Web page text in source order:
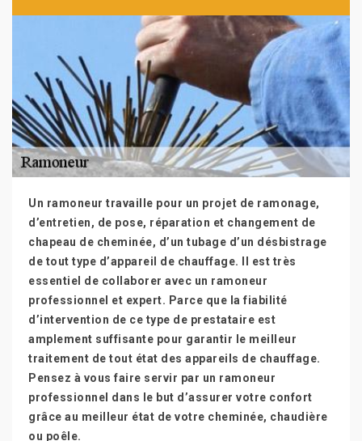
Un ramoneur travaille pour un projet de ramonage,
d’entretien, de pose, réparation et changement de
chapeau de cheminée, d’un tubage d’un désbistrage
de tout type d’appareil de chauffage. Il est très
essentiel de collaborer avec un ramoneur
professionnel et expert. Parce que la fiabilité
d’intervention de ce type de prestataire est
amplement suffisante pour garantir le meilleur
traitement de tout état des appareils de chauffage.
Pensez à vous faire servir par un ramoneur
professionnel dans le but d’assurer votre confort
grâce au meilleur état de votre cheminée, chaudière
ou poêle.